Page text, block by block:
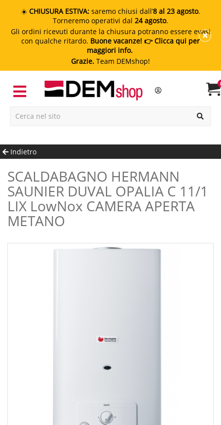
☀️ CHIUSURA ESTIVA: saremo chiusi dall’8 al 23 agosto.
Torneremo operativi dal 24 agosto.
Gli ordini ricevuti durante la chiusura potranno essere evasi
con qualche ritardo. Buone vacanze! 👉 Clicca qui per
maggiori info.
Grazie. Team DEMshop!
Indietro
SCALDABAGNO HERMANN
SAUNIER DUVAL OPALIA C 11/1
LIX LowNox CAMERA APERTA
METANO